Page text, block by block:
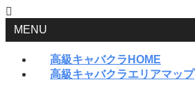
MENU
高級キャバクラHOME
高級キャバクラエリアマップ